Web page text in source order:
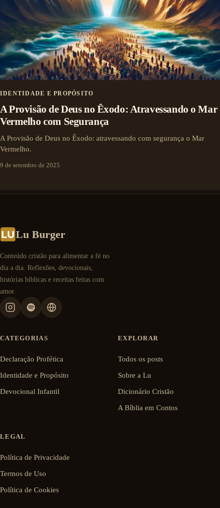
IDENTIDADE E PROPÓSITO
A Provisão de Deus no Êxodo: Atravessando o Mar
Vermelho com Segurança
A Provisão de Deus no Êxodo: atravessando com segurança o Mar
Vermelho.
9 de setembro de 2025
Lu Burger
Conteúdo cristão para alimentar a fé no
dia a dia. Reflexões, devocionais,
histórias bíblicas e receitas feitas com
amor.
CATEGORIAS
Declaração Profética
Identidade e Propósito
Devocional Infantil
EXPLORAR
Todos os posts
Sobre a Lu
Dicionário Cristão
A Bíblia em Contos
LEGAL
Política de Privacidade
Termos de Uso
Política de Cookies